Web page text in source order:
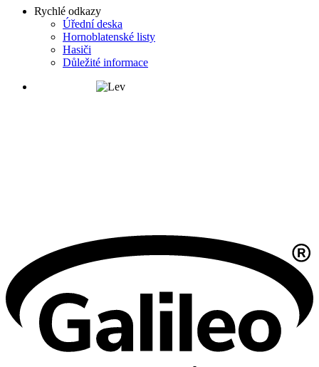
Rychlé odkazy
Úřední deska
Hornoblatenské listy
Hasiči
Důležité informace